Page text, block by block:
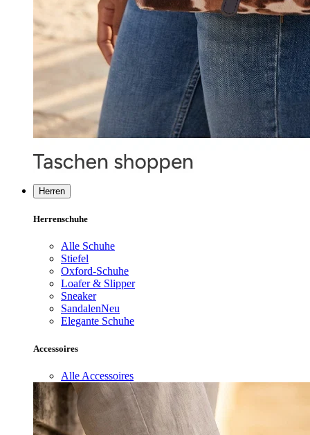
Herren
Herrenschuhe
Alle Schuhe
Stiefel
Oxford-Schuhe
Loafer & Slipper
Sneaker
SandalenNeu
Elegante Schuhe
Accessoires
Alle Accessoires